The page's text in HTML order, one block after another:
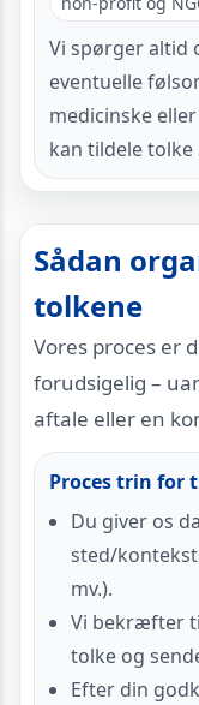
Vi spørger altid
eventuelle
medicinske
kan tildele
Sådan
tolkene
Vores proces er
forudsigelig –
aftale eller en
Proces trin for
Du giver os
sted/
mv.).
Vi bekræfter
tolke og
Efter din